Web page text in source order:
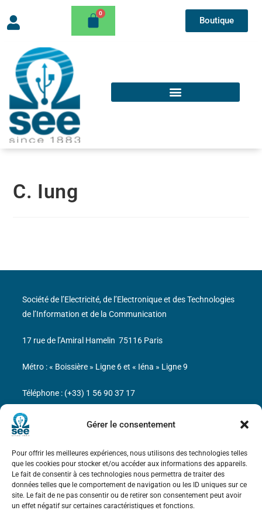
Gérer le consentement
Pour offrir les meilleures expériences, nous utilisons des technologies telles
que les cookies pour stocker et/ou accéder aux informations des appareils.
Le fait de consentir à ces technologies nous permettra de traiter des
données telles que le comportement de navigation ou les ID uniques sur ce
site. Le fait de ne pas consentir ou de retirer son consentement peut avoir
un effet négatif sur certaines caractéristiques et fonctions.
Boutique
C. Iung
Bicentenaire des découvertes d’André-
Marie Ampère
Mentions légales
Société de l’Electricité, de l’Electronique et des Technologies
de l’Information et de la Communication
17 rue de l’Amiral Hamelin 75116 Paris
Métro : « Boissière » Ligne 6 et « Iéna » Ligne 9
Téléphone : (+33) 1 56 90 37 17
N° de SIREN : 785 393 232, Code APE : 9412Z TVA intra-
communautaire : FR44 785 393 232